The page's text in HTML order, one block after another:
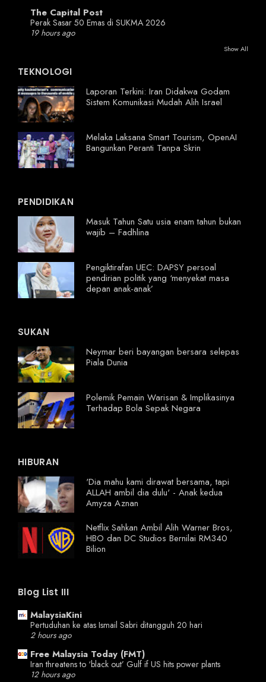
The Capital Post
Perak Sasar 50 Emas di SUKMA 2026
19 hours ago
Show All
TEKNOLOGI
Laporan Terkini: Iran Didakwa Godam
Sistem Komunikasi Mudah Alih Israel
Melaka Laksana Smart Tourism, OpenAI
Bangunkan Peranti Tanpa Skrin
PENDIDIKAN
Masuk Tahun Satu usia enam tahun bukan
wajib – Fadhlina
Pengiktirafan UEC: DAPSY persoal
pendirian politik yang ‘menyekat masa
depan anak-anak’
SUKAN
Neymar beri bayangan bersara selepas
Piala Dunia
Polemik Pemain Warisan & Implikasinya
Terhadap Bola Sepak Negara
HIBURAN
'Dia mahu kami dirawat bersama, tapi
ALLAH ambil dia dulu' - Anak kedua
Amyza Aznan
Netflix Sahkan Ambil Alih Warner Bros,
HBO dan DC Studios Bernilai RM340
Bilion
Blog List III
MalaysiaKini
Pertuduhan ke atas Ismail Sabri ditangguh 20 hari
2 hours ago
Free Malaysia Today (FMT)
Iran threatens to ‘black out’ Gulf if US hits power plants
12 hours ago